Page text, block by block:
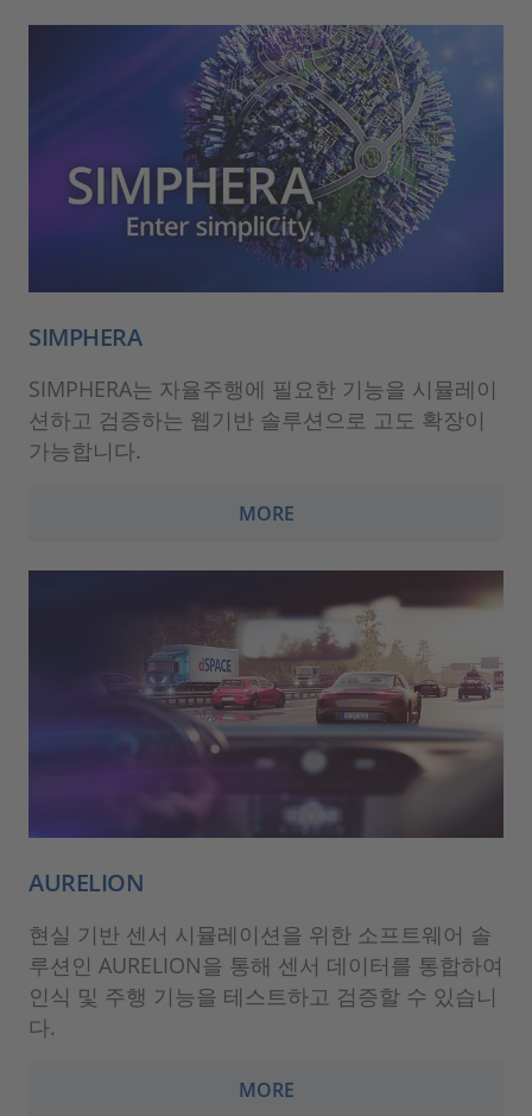
SIMPHERA
SIMPHERA는 자율주행에 필요한 기능을 시뮬레이
션하고 검증하는 웹기반 솔루션으로 고도 확장이
가능합니다.
MORE
AURELION
현실 기반 센서 시뮬레이션을 위한 소프트웨어 솔
루션인 AURELION을 통해 센서 데이터를 통합하여
인식 및 주행 기능을 테스트하고 검증할 수 있습니
다.
MORE